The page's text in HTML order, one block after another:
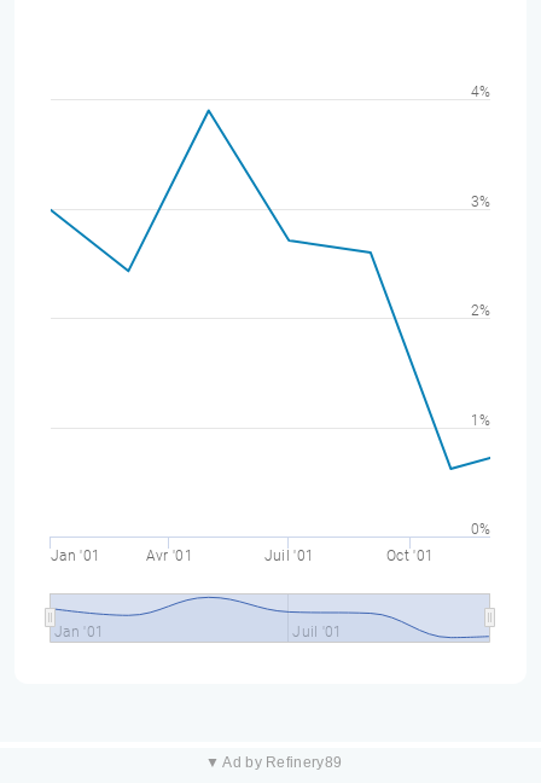
Jan '01 Avr '01 Juil '01 Oct '01
Jan '01 Juil '01
0%
1%
2%
3%
4%
▼ Ad by Refinery89